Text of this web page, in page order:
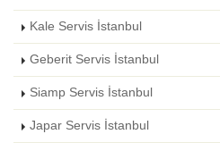
Kale Servis İstanbul
Geberit Servis İstanbul
Siamp Servis İstanbul
Japar Servis İstanbul